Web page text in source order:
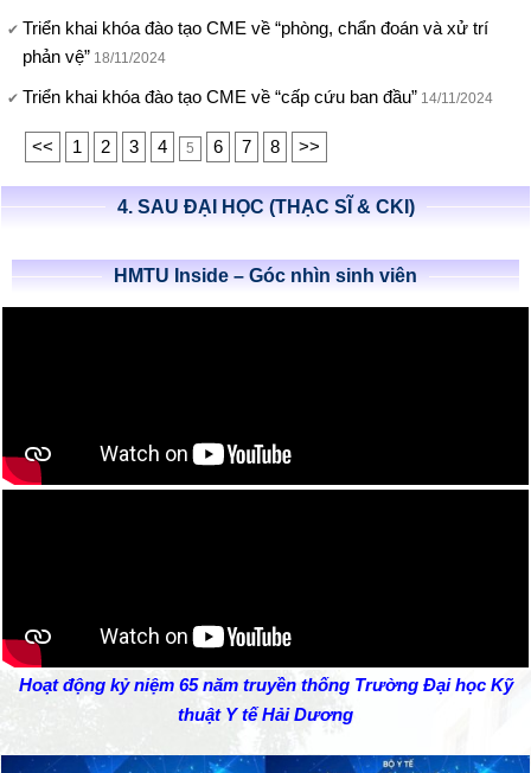
Triển khai khóa đào tạo CME về “phòng, chẩn đoán và xử trí
phản vệ” 18/11/2024
Triển khai khóa đào tạo CME về “cấp cứu ban đầu” 14/11/2024
<< 1 2 3 4 5 6 7 8 >>
4. SAU ĐẠI HỌC (THẠC SĨ & CKI)
HMTU Inside – Góc nhìn sinh viên
Hoạt động kỷ niệm 65 năm truyền thống Trường Đại học Kỹ
thuật Y tế Hải Dương